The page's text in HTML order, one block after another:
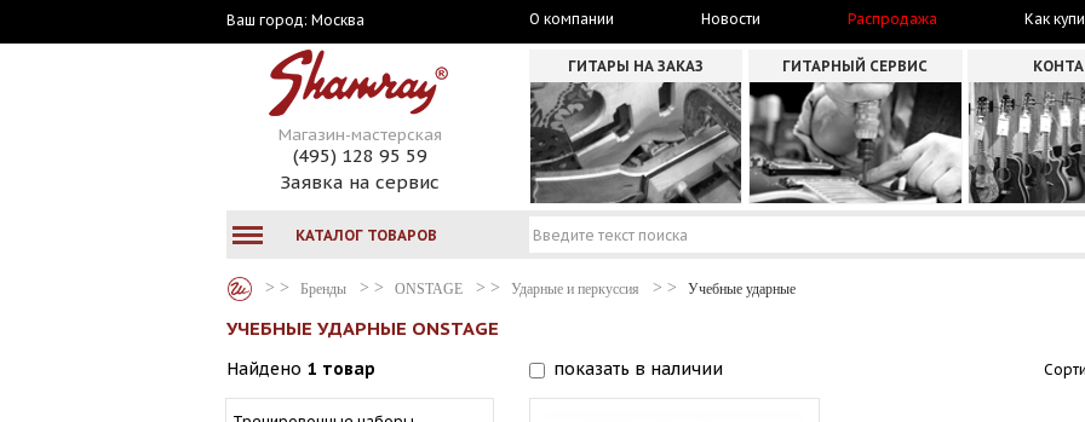
Ваш город: Москва О компании Новости Распродажа Как
Магазин-мастерская
(495) 128 95 59
Заявка на сервис
ГИТАРЫ НА ЗАКАЗ ГИТАРНЫЙ СЕРВИС
КАТАЛОГ ТОВАРОВ
Бренды ONSTAGE Ударные и перкуссия Учебные ударные
УЧЕБНЫЕ УДАРНЫЕ ONSTAGE
Найдено 1 товар показать в наличии